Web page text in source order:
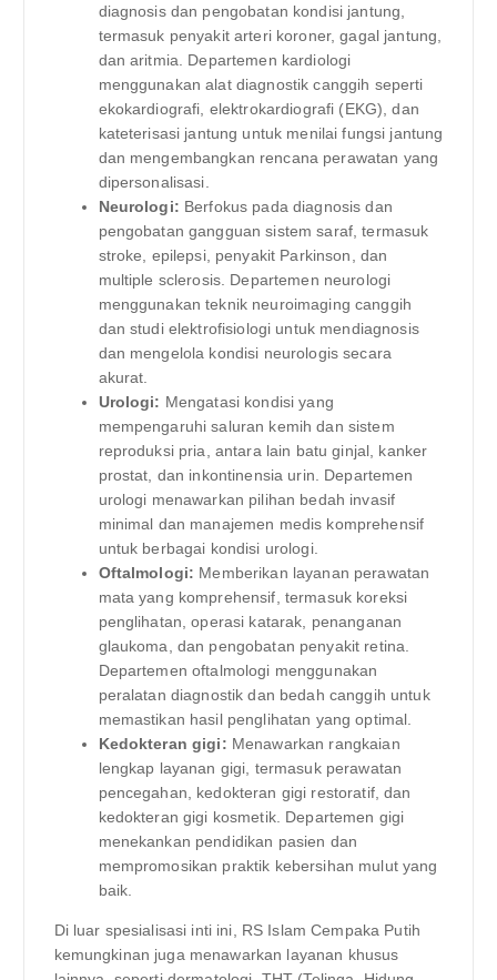
diagnosis dan pengobatan kondisi jantung,
termasuk penyakit arteri koroner, gagal jantung,
dan aritmia. Departemen kardiologi
menggunakan alat diagnostik canggih seperti
ekokardiografi, elektrokardiografi (EKG), dan
kateterisasi jantung untuk menilai fungsi jantung
dan mengembangkan rencana perawatan yang
dipersonalisasi.
Neurologi: Berfokus pada diagnosis dan
pengobatan gangguan sistem saraf, termasuk
stroke, epilepsi, penyakit Parkinson, dan
multiple sclerosis. Departemen neurologi
menggunakan teknik neuroimaging canggih
dan studi elektrofisiologi untuk mendiagnosis
dan mengelola kondisi neurologis secara
akurat.
Urologi: Mengatasi kondisi yang
mempengaruhi saluran kemih dan sistem
reproduksi pria, antara lain batu ginjal, kanker
prostat, dan inkontinensia urin. Departemen
urologi menawarkan pilihan bedah invasif
minimal dan manajemen medis komprehensif
untuk berbagai kondisi urologi.
Oftalmologi: Memberikan layanan perawatan
mata yang komprehensif, termasuk koreksi
penglihatan, operasi katarak, penanganan
glaukoma, dan pengobatan penyakit retina.
Departemen oftalmologi menggunakan
peralatan diagnostik dan bedah canggih untuk
memastikan hasil penglihatan yang optimal.
Kedokteran gigi: Menawarkan rangkaian
lengkap layanan gigi, termasuk perawatan
pencegahan, kedokteran gigi restoratif, dan
kedokteran gigi kosmetik. Departemen gigi
menekankan pendidikan pasien dan
mempromosikan praktik kebersihan mulut yang
baik.
Di luar spesialisasi inti ini, RS Islam Cempaka Putih
kemungkinan juga menawarkan layanan khusus